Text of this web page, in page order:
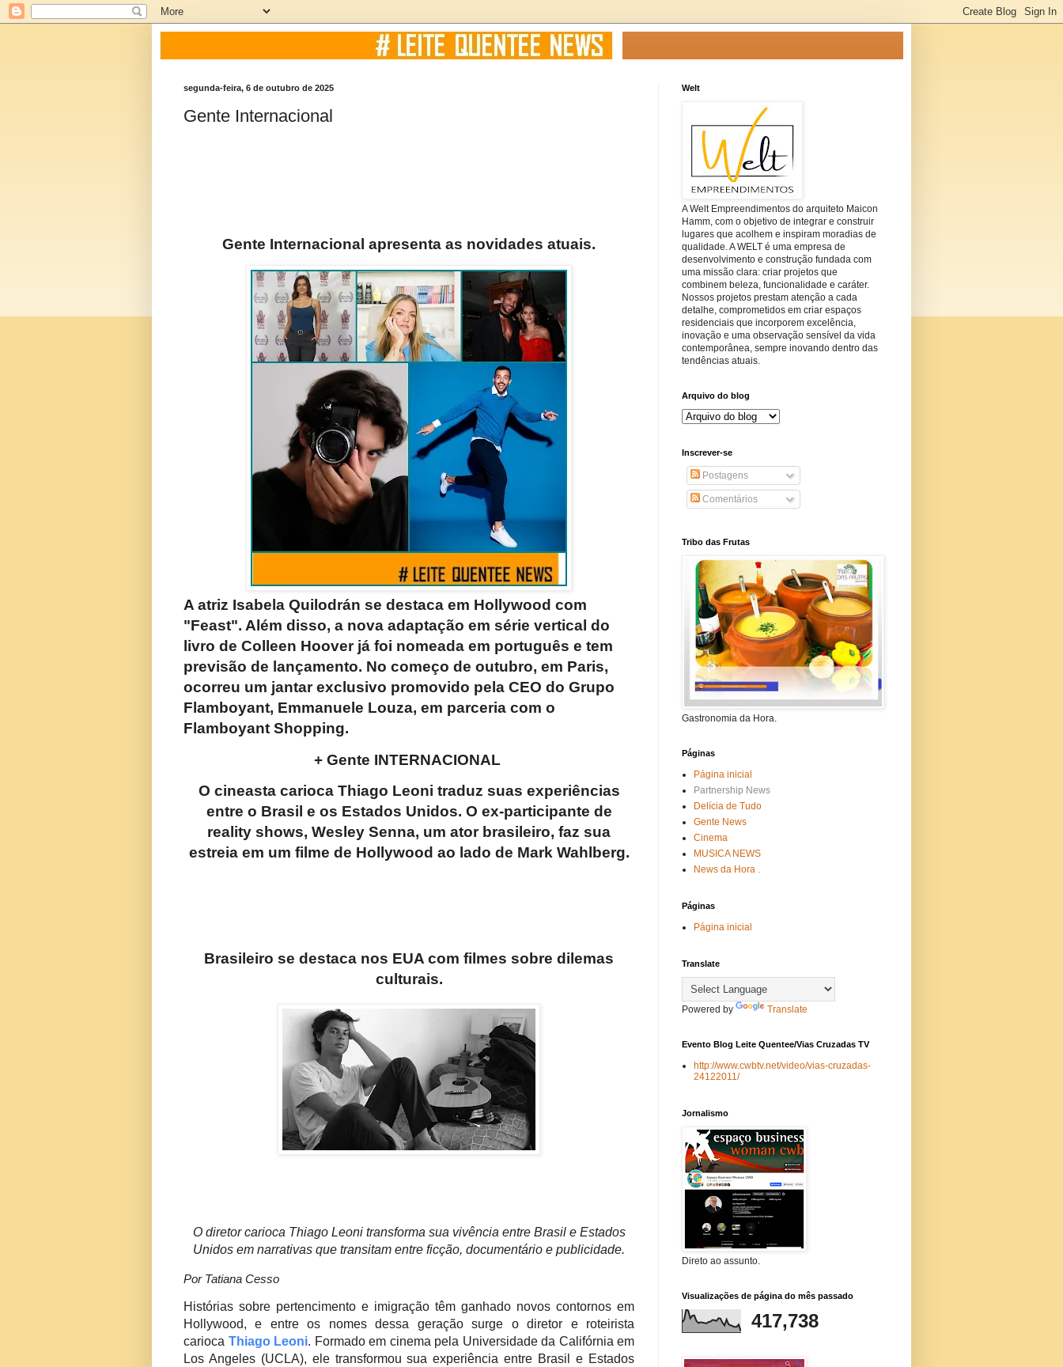
segunda-feira, 6 de outubro de 2025
Gente Internacional
Gente Internacional apresenta as novidades atuais.
A atriz Isabela Quilodrán se destaca em Hollywood com
"Feast". Além disso, a nova adaptação em série vertical do
livro de Colleen Hoover já foi nomeada em português e tem
previsão de lançamento. No começo de outubro, em Paris,
ocorreu um jantar exclusivo promovido pela CEO do Grupo
Flamboyant, Emmanuele Louza, em parceria com o
Flamboyant Shopping.
+ Gente INTERNACIONAL
O cineasta carioca Thiago Leoni traduz suas experiências
entre o Brasil e os Estados Unidos. O ex-participante de
reality shows, Wesley Senna, um ator brasileiro, faz sua
estreia em um filme de Hollywood ao lado de Mark Wahlberg.
Brasileiro se destaca nos EUA com filmes sobre dilemas
culturais.
O diretor carioca Thiago Leoni transforma sua vivência entre Brasil e Estados
Unidos em narrativas que transitam entre ficção, documentário e publicidade.
Por Tatiana Cesso
Histórias sobre pertencimento e imigração têm ganhado novos contornos em
Hollywood, e entre os nomes dessa geração surge o diretor e roteirista
carioca Thiago Leoni. Formado em cinema pela Universidade da Califórnia em
Los Angeles (UCLA), ele transformou sua experiência entre Brasil e Estados
Welt
A Welt Empreendimentos do arquiteto Maicon
Hamm, com o objetivo de integrar e construir
lugares que acolhem e inspiram moradias de
qualidade. A WELT é uma empresa de
desenvolvimento e construção fundada com
uma missão clara: criar projetos que
combinem beleza, funcionalidade e caráter.
Nossos projetos prestam atenção a cada
detalhe, comprometidos em criar espaços
residenciais que incorporem excelência,
inovação e uma observação sensível da vida
contemporânea, sempre inovando dentro das
tendências atuais.
Arquivo do blog
Inscrever-se
Postagens
Comentários
Tribo das Frutas
Gastronomia da Hora.
Páginas
Página inicial
Partnership News
Delícia de Tudo
Gente News
Cinema
MUSICA NEWS
News da Hora .
Páginas
Página inicial
Translate
Powered by Translate
Evento Blog Leite Quentee/Vias Cruzadas TV
http://www.cwbtv.net/video/vias-cruzadas-
24122011/
Jornalismo
Direto ao assunto.
Visualizações de página do mês passado
417,738